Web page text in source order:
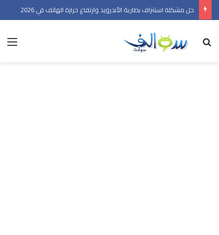
حل مشكلة استنزاف بطارية الأندرويد وارتفاع حرارة الهاتف في 2026
بحث عن